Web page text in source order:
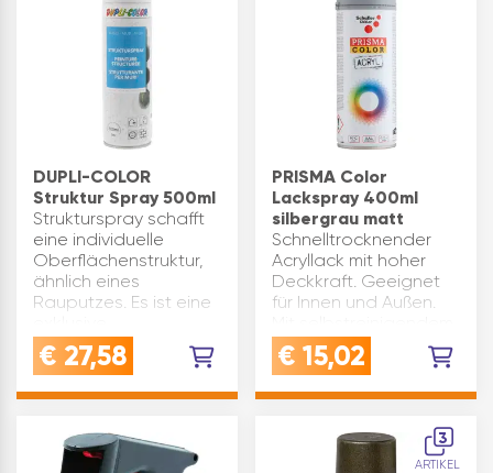
Flächen.Einfache
Anwendung. Viele M…
DUPLI-COLOR
Struktur Spray 500ml
Strukturspray schafft
eine individuelle
Oberflächenstruktur,
ähnlich eines
Rauputzes. Es ist eine
wasserbasierende
Polyurethan-
geeignet ist, einen
Strukturputz
auszubesse…
€ 27,58
PRISMA Color
Lackspray 400ml
silbergrau matt
Schnelltrocknender
Acryllack mit hoher
Deckkraft. Geeignet
für Innen und Außen.
Ventil. Hinweis:Vor
Gebrauch Dose 3
Achtung:Die
Informationen auf dem
Produk…
€ 15,02
3
ARTIKEL